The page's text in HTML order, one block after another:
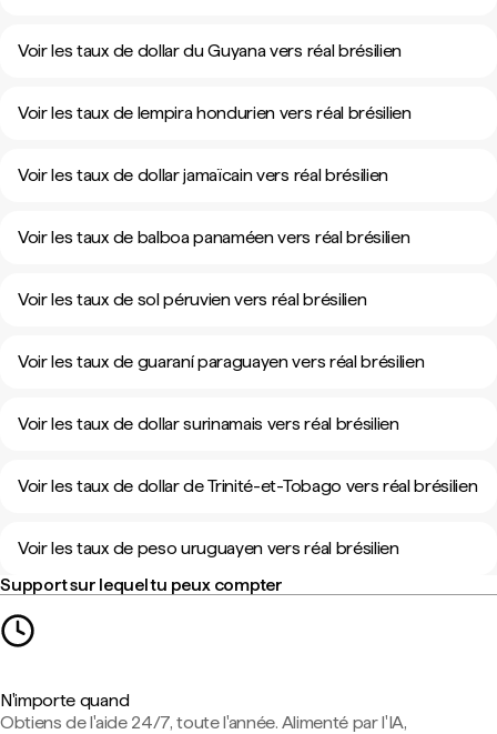
Voir les taux de dollar du Guyana vers réal brésilien
Voir les taux de lempira hondurien vers réal brésilien
Voir les taux de dollar jamaïcain vers réal brésilien
Voir les taux de balboa panaméen vers réal brésilien
Voir les taux de sol péruvien vers réal brésilien
Voir les taux de guaraní paraguayen vers réal brésilien
Voir les taux de dollar surinamais vers réal brésilien
Voir les taux de dollar de Trinité-et-Tobago vers réal brésilien
Voir les taux de peso uruguayen vers réal brésilien
Support sur lequel tu peux compter
N'importe quand
Obtiens de l'aide 24/7, toute l'année. Alimenté par l'IA,